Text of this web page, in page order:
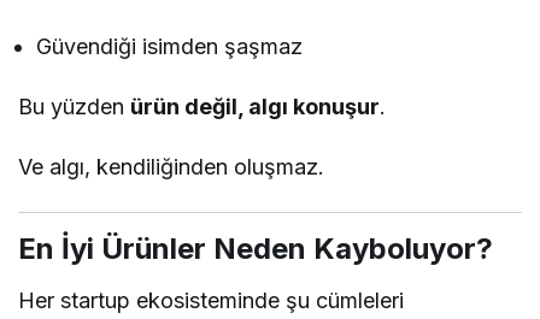
Güvendiği isimden şaşmaz
Bu yüzden ürün değil, algı konuşur.
Ve algı, kendiliğinden oluşmaz.
En İyi Ürünler Neden Kayboluyor?
Her startup ekosisteminde şu cümleleri